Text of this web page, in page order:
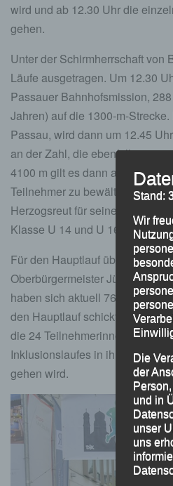
wird und ab 12.30 Uhr die
gehen.
Unter der Schirmherrschaft von
Läufe ausgetragen. Um 12.30
Passauer Bahnhofsmission,
Jahren) auf die 1300-m-
Passau, wird dann um 12.45
an der Zahl, die ebenfalls 1300
4100 m gilt es dann ab 13.30
Teilnehmer zu bewältigen,
Herzogsreut für seinen
Klasse U 14 und U 16 sowie
Für den Hauptlauf über knapp
Oberbürgermeister Jürgen
haben sich aktuell 762
den Hauptlauf schickt dann
die 24 Teilnehmerinnen und
Inklusionslaufes in ihr 1300-m-
gehen wird.
Stand:
Wir
Die
der
und in
unser
uns